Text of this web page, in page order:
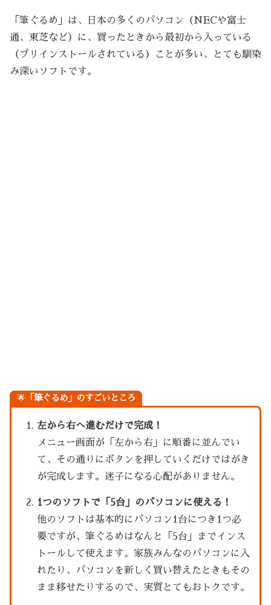
「筆ぐるめ」は、日本の多くのパソコン（NECや富士
通、東芝など）に、買ったときから最初から入っている
（プリインストールされている）ことが多い、とても馴染
み深いソフトです。
🌟「筆ぐるめ」のすごいところ
左から右へ進むだけで完成！
メニュー画面が「左から右」に順番に並んでい
て、その通りにボタンを押していくだけではがき
が完成します。迷子になる心配がありません。
1つのソフトで「5台」のパソコンに使える！
他のソフトは基本的にパソコン1台につき1つ必
要ですが、筆ぐるめはなんと「5台」までインス
トールして使えます。家族みんなのパソコンに入
れたり、パソコンを新しく買い替えたときもその
まま移せたりするので、実質とてもおトクです。